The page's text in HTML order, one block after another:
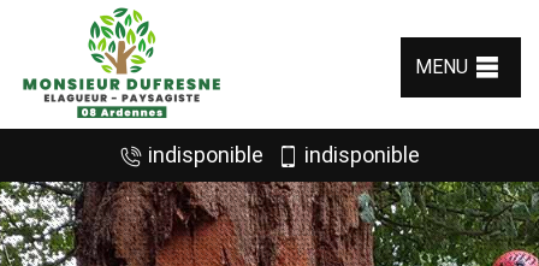
MENU
indisponible indisponible